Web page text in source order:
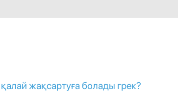
жақсартуға болады грек?